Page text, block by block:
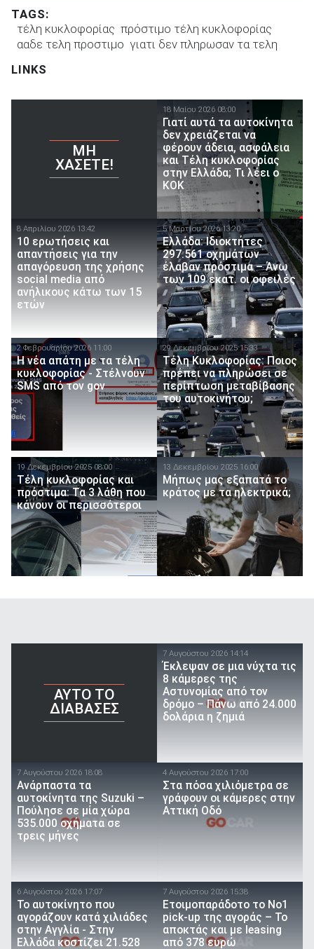
TAGS:
τέλη κυκλοφορίας πρόστιμο τέλη κυκλοφορίας
ααδε τελη προστιμο γιατι δεν πληρωσαν τα τελη
LINKS
ΜΗ
ΧΆΣΕΤΕ!
18 Μαίου 2026 08:00
Γιατί αυτά τα αυτοκίνητα
δεν χρειάζεται να
φέρουν άδεια, ασφάλεια
και Τέλη κυκλοφορίας
στην Ελλάδα; Τι λέει ο
ΚΟΚ
8 Απριλίου 2026 13:42
10 ερωτήσεις και
απαντήσεις για την
απαγόρευση της χρήσης
social media από
ανήλικους κάτω των 15
ετών
5 Μαρτίου 2026 13:20
Ελλάδα: Ιδιοκτήτες
297.561 οχημάτων
έλαβαν πρόστιμα – Άνω
των 109 εκατ. οι οφειλές
2 Φεβρουαρίου 2026 11:00
Η νέα απάτη με τα τέλη
κυκλοφορίας - Στέλνουν
SMS από τον gov
29 Δεκεμβρίου 2025 15:33
Τέλη Κυκλοφορίας: Ποιος
πρέπει να πληρώσει σε
περίπτωση μεταβίβασης
του αυτοκινήτου;
19 Δεκεμβρίου 2025 08:00
Τέλη κυκλοφορίας και
πρόστιμα: Τα 3 λάθη που
κάνουν οι περισσότεροι
13 Δεκεμβρίου 2025 16:00
Μήπως μας εξαπατά το
κράτος με τα ηλεκτρικά;
AYTO TO
ΔΙΑΒΑΣΕΣ
7 Αυγούστου 2026 14:14
Έκλεψαν σε μια νύχτα τις
8 κάμερες της
Αστυνομίας από τον
δρόμο – Πάνω από 24.000
δολάρια η ζημιά
7 Αυγούστου 2026 18:08
Ανάρπαστα τα
αυτοκίνητα της Suzuki –
Πούλησε σε μία χώρα
535.000 οχήματα σε
τρεις μήνες
4 Αυγούστου 2026 17:00
Στα πόσα χιλιόμετρα σε
γράφουν οι κάμερες στην
Αττική Οδό
6 Αυγούστου 2026 17:07
To αυτοκίνητο που
αγοράζουν κατά χιλιάδες
στην Αγγλία - Στην
Ελλάδα κοστίζει 21.528
7 Αυγούστου 2026 15:38
Ετοιμοπαράδοτο το Νο1
pick-up της αγοράς – Το
αποκτάς και με leasing
από 378 ευρώ